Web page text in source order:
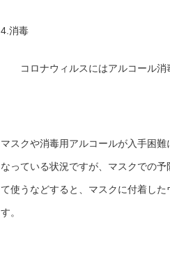
4.消毒
コロナウィルスにはアルコール消
マスクや消毒用アルコールが入手困
なっている状況ですが、マスクでの
て使うなどすると、マスクに付着し
す。